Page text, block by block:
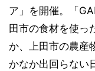
ア」を開催。「
田市の食材を使っ
か、上田市の農産
かなか出回らない